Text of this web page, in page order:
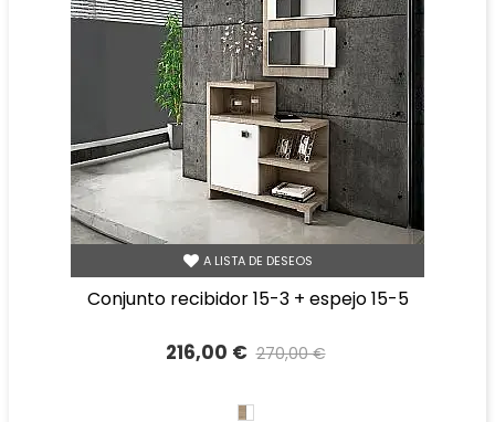
A LISTA DE DESEOS
conjunto recibidor 15-3 + espejo 15-5
216,00 € 270,00 €
BLANCO/CAMBRIAN